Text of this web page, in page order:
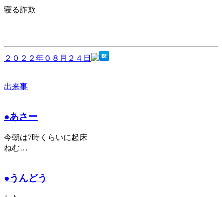
寝る詐欺
２０２２年０８月２４日
出来事
●あさー
今朝は7時くらいに起床
ねむ…
●うんどう